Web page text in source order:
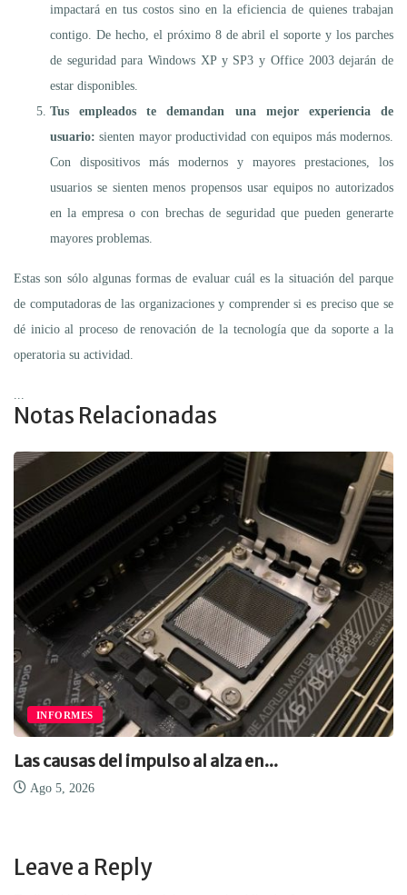
impactará en tus costos sino en la eficiencia de quienes trabajan
contigo. De hecho, el próximo 8 de abril el soporte y los parches
de seguridad para Windows XP y SP3 y Office 2003 dejarán de
estar disponibles.
Tus empleados te demandan una mejor experiencia de
usuario: sienten mayor productividad con equipos más modernos.
Con dispositivos más modernos y mayores prestaciones, los
usuarios se sienten menos propensos usar equipos no autorizados
en la empresa o con brechas de seguridad que pueden generarte
mayores problemas.
Estas son sólo algunas formas de evaluar cuál es la situación del parque
de computadoras de las organizaciones y comprender si es preciso que se
dé inicio al proceso de renovación de la tecnología que da soporte a la
operatoria su actividad.
Notas Relacionadas
INFORMES
Las causas del impulso al alza en...
Ago 5, 2026
Leave a Reply